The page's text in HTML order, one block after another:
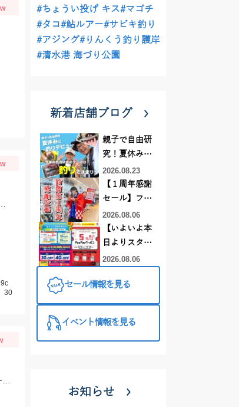
30
#ちょうい投げ キス#マゴチ
#タコ#鮎ルアー#サビキ釣り
#アジング#りんくう釣り護岸
#清水港 海づり公園
新着店舗ブログ
親子で自由研
究！夏休みに
釣りデビュー
2026.08.23
【１周年感謝
セール】フレ
スポ鈴鹿店！
オススメ竿 リ
ールをご紹介
❤買うなら今
がお得です！
2026.08.06
【いよいよ本
日よりスター
ト】この夏、
なるセールが
会をぜひご利
用くださ
2026.08.06
セール情報を見る
イベント情報を見る
お知らせ